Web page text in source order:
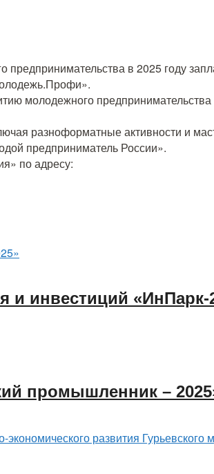
в 2025 году
молодежного
разноформатные активности и
предприниматель России».
по адресу:
и инвестиций «ИнПарк-
промышленник –